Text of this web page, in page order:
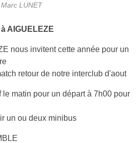
LUNET
AIGUELEZE
nous invitent cette année pour un
retour de notre interclub d'aout
matin pour un départ à 7h00 pour
un ou deux minibus